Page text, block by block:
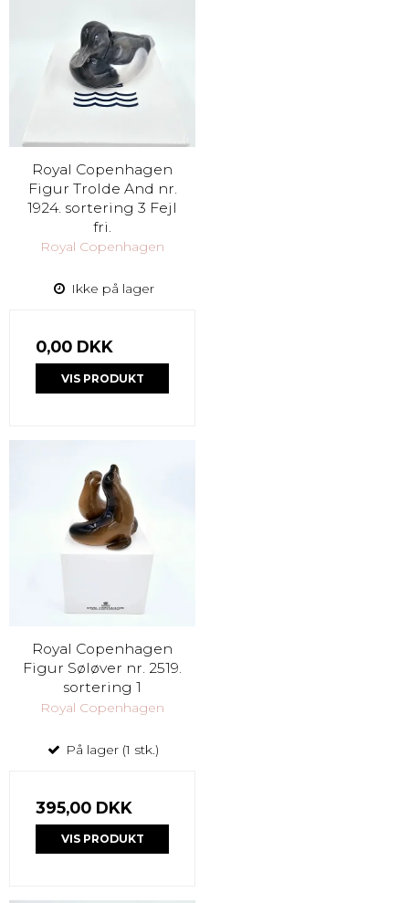
Royal Copenhagen
Figur Trolde And nr.
1924. sortering 3 Fejl
fri.
Royal Copenhagen
Ikke på lager
0,00 DKK
VIS PRODUKT
Royal Copenhagen
Figur Søløver nr. 2519.
sortering 1
Royal Copenhagen
På lager (1 stk.)
395,00 DKK
VIS PRODUKT